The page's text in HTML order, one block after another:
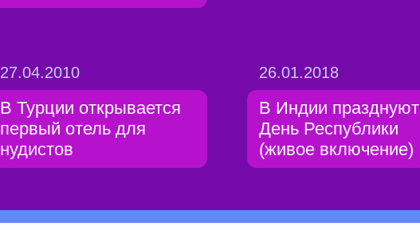
27.04.2010
В Турции открывается
первый отель для
нудистов
26.01.2018
В Индии празднуют
День Республики
(живое включение)